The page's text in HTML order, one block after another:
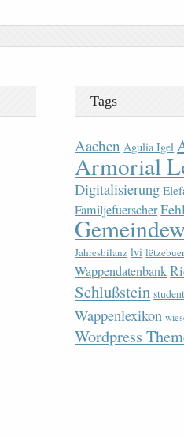
Tags
Aachen Agulia Igel
Armorial
Digitalisierung
Familjefuerscher
Jahresbilanz lvi
Wappendatenbank
Schlußstein
Wappenlexikon
Wordpress